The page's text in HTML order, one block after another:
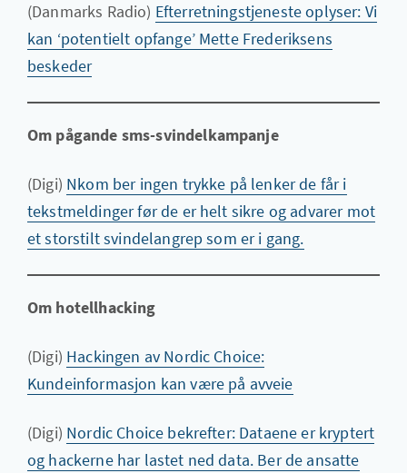
(Danmarks Radio) Efterretningstjeneste oplyser: Vi
kan ‘potentielt opfange’ Mette Frederiksens
beskeder
Om pågande sms-svindelkampanje
(Digi) Nkom ber ingen trykke på lenker de får i
tekstmeldinger før de er helt sikre og advarer mot
et storstilt svindelangrep som er i gang.
Om hotellhacking
(Digi) Hackingen av Nordic Choice:
Kundeinformasjon kan være på avveie
(Digi) Nordic Choice bekrefter: Dataene er kryptert
og hackerne har lastet ned data. Ber de ansatte